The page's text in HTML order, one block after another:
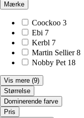
Mærke
Coockoo 3
Ebi 7
Kerbl 7
Martin Sellier 8
Nobby Pet 18
Vis mere (9)
Størrelse
Dominerende farve
Pris